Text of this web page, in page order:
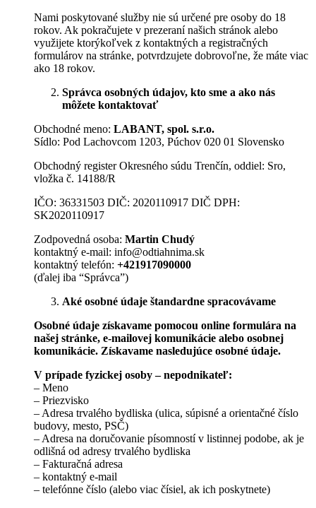
Nami poskytované služby nie sú určené pre osoby do 18
rokov. Ak pokračujete v prezeraní našich stránok alebo
využijete ktorýkoľvek z kontaktných a registračných
formulárov na stránke, potvrdzujete dobrovoľne, že máte viac
ako 18 rokov.
Správca osobných údajov, kto sme a ako nás
môžete kontaktovať
Obchodné meno: LABANT, spol. s.r.o.
Sídlo: Pod Lachovcom 1203, Púchov 020 01 Slovensko
Obchodný register Okresného súdu Trenčín, oddiel: Sro,
vložka č. 14188/R
IČO: 36331503 DIČ: 2020110917 DIČ DPH:
SK2020110917
Zodpovedná osoba: Martin Chudý
kontaktný e-mail: info@odtiahnima.sk
kontaktný telefón: +421917090000
(ďalej iba “Správca”)
Aké osobné údaje štandardne spracovávame
Osobné údaje získavame pomocou online formulára na
našej stránke, e-mailovej komunikácie alebo osobnej
komunikácie. Získavame nasledujúce osobné údaje.
V prípade fyzickej osoby – nepodnikateľ:
– Meno
– Priezvisko
– Adresa trvalého bydliska (ulica, súpisné a orientačné číslo
budovy, mesto, PSČ)
– Adresa na doručovanie písomností v listinnej podobe, ak je
odlišná od adresy trvalého bydliska
– Fakturačná adresa
– kontaktný e-mail
– telefónne číslo (alebo viac čísiel, ak ich poskytnete)